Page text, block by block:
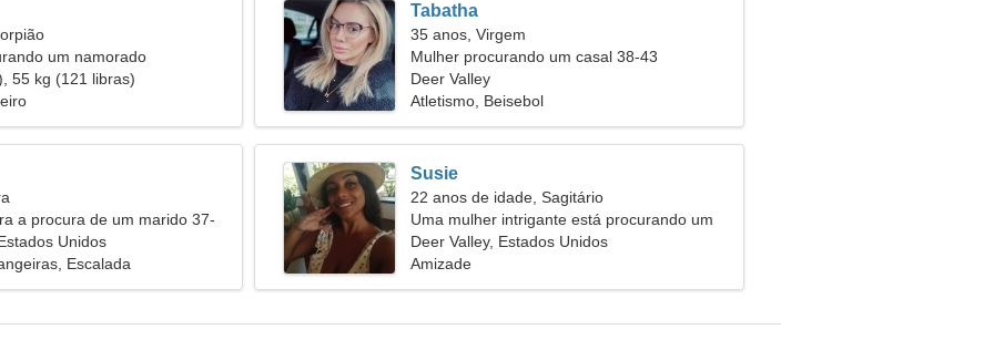
um namorado
55 kg (121 libras)
Tabatha
35 anos, Virgem
Mulher procurando um casal 38-43
Deer Valley
Atletismo, Beisebol
a procura de um marido 37-
Unidos
Escalada
Susie
22 anos de idade, Sagitário
Uma mulher intrigante está procurando um
relacionamento amoroso
Deer Valley, Estados Unidos
Amizade